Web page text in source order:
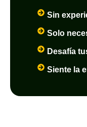
Sin
Solo
Desafía
Siente la